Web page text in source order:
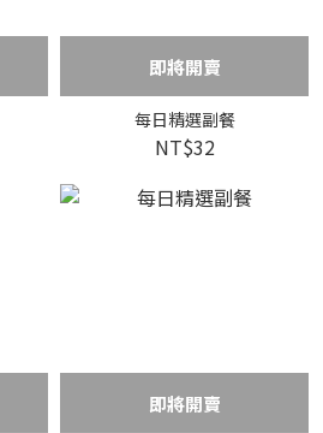
即將開賣
每日精選副餐
NT$32
即將開賣